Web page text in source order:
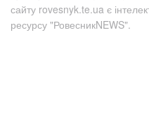
сайту rovesnyk.te.ua є
ресурсу "РовесникNEWS".